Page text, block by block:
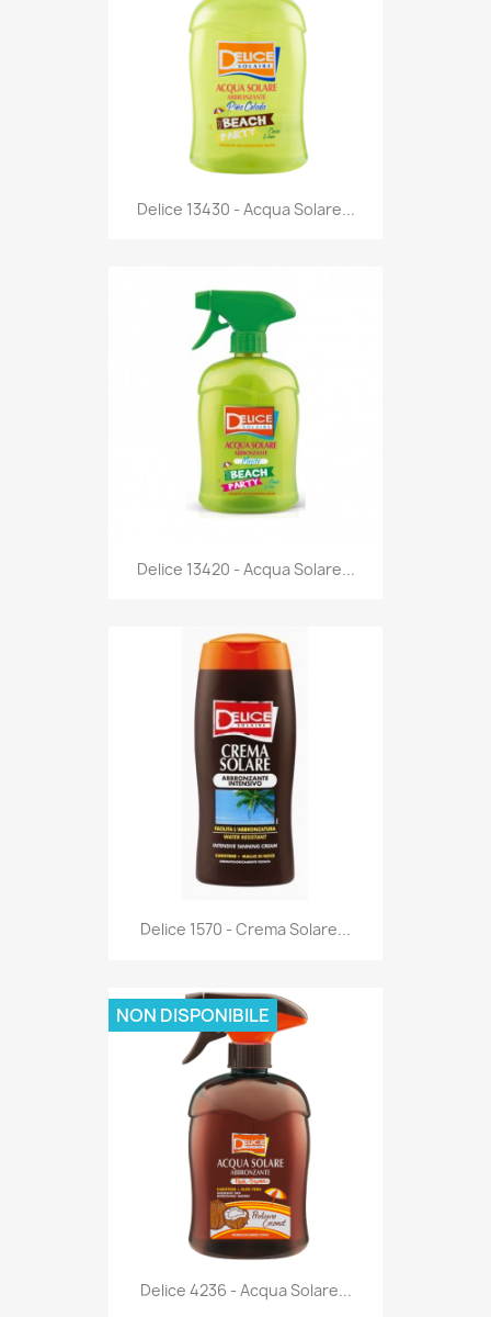
Anteprima
Delice 13430 - Acqua Solare...
Anteprima
Delice 13420 - Acqua Solare...
Anteprima
Delice 1570 - Crema Solare...
Anteprima
Delice 4236 - Acqua Solare...
NON DISPONIBILE